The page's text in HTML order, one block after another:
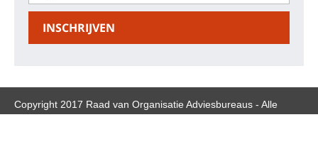
Copyright 2017 Raad van Organisatie Adviesbureaus - Alle
rechten voorbehouden -